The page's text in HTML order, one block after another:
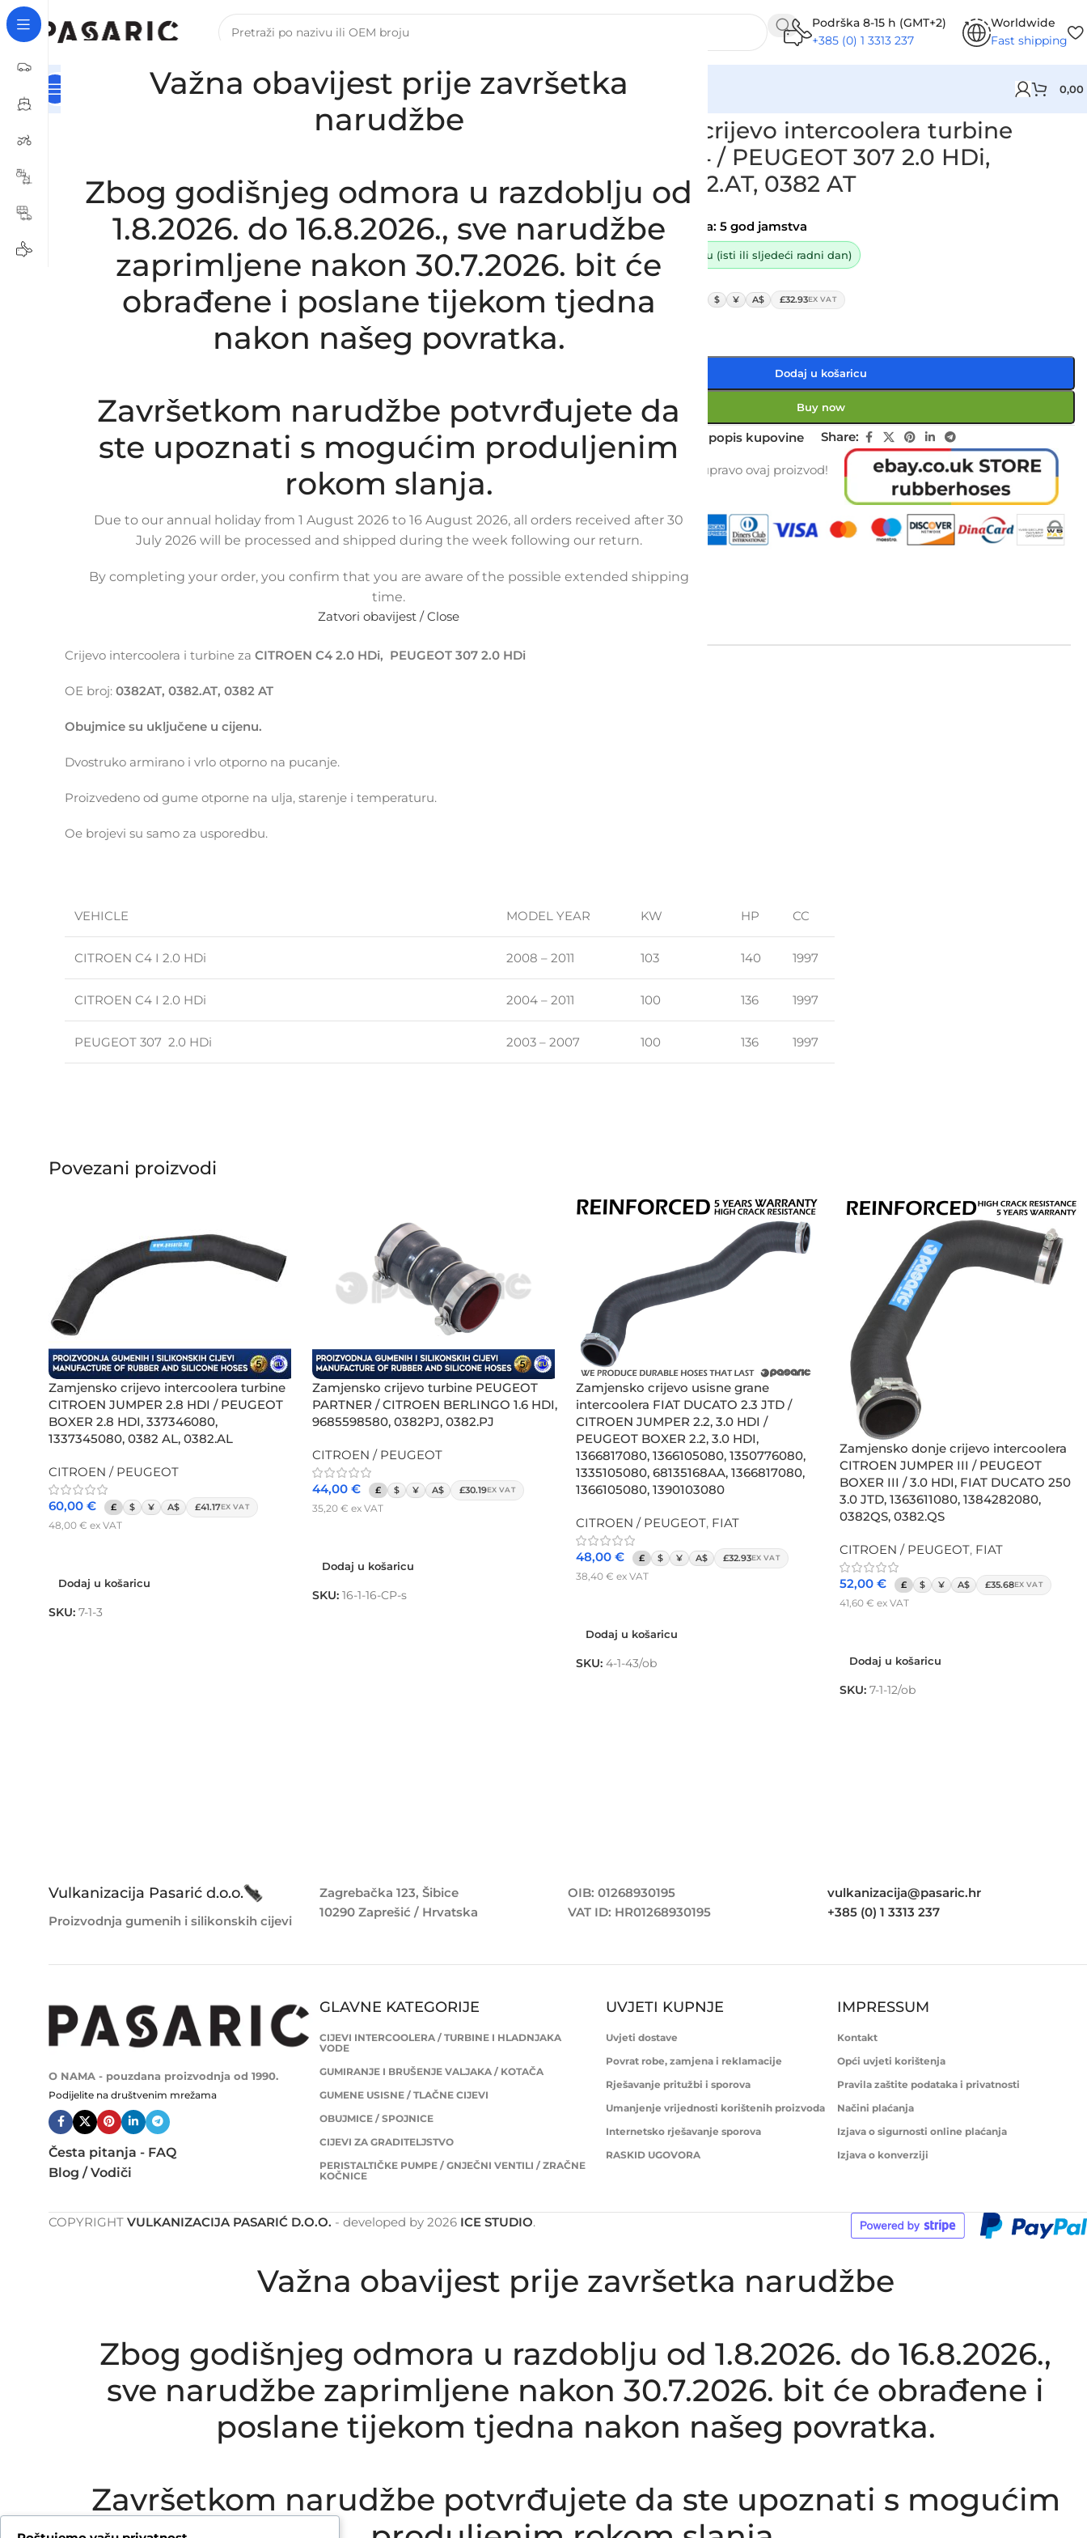
Važna obavijest prije završetka
narudžbe
Zbog godišnjeg odmora u razdoblju od
1.8.2026. do 16.8.2026., sve narudžbe
zaprimljene nakon 30.7.2026. bit će
obrađene i poslane tijekom tjedna
nakon našeg povratka.
Završetkom narudžbe potvrđujete da
ste upoznati s mogućim produljenim
rokom slanja.
Due to our annual holiday from 1 August 2026 to 16 August 2026, all orders received after 30
July 2026 will be processed and shipped during the week following our return.
By completing your order, you confirm that you are aware of the possible extended shipping
time.
Zatvori obavijest / Close
Podrška 8-15 h (GMT+2)
+385 (0) 1 3313 237
Worldwide
Fast shipping
Naslovna Za Tvrtke I Obrte – B2B Registracija 0,00
Zamjensko crijevo intercoolera turbine CITROEN C4 / PEUGEOT 307 2.0 HDi, 0382AT, 0382.AT, 0382 AT
Zamjensko crijevo intercoolera turbine
CITROEN C4 / PEUGEOT 307 2.0 HDi,
0382AT, 0382.AT, 0382 AT
SKU:7-1-34/OB
Stanje:Novo |Garancija: 5 god jamstva
Dostupno uz narudžbu (isti ili sljedeći radni dan)
48,00 $ ¥ A$ £32.93EX VAT
38,40 €ex VAT
Dodaj u košaricu
Buy now
Usporedi Dodaj na popis kupovine Share:
Osoba gleda upravo ovaj proizvod!
Metode
plaćanja:
PLAĆANJA
Crijevo intercoolera i turbine za CITROEN C4 2.0 HDi, PEUGEOT 307 2.0 HDi
OE broj: 0382AT, 0382.AT, 0382 AT
Obujmice su uključene u cijenu.
Dvostruko armirano i vrlo otporno na pucanje.
Proizvedeno od gume otporne na ulja, starenje i temperaturu.
Oe brojevi su samo za usporedbu.
VEHICLE MODEL YEAR KW HP CC
CITROEN C4 I 2.0 HDi 2008 – 2011 103 140 1997
CITROEN C4 I 2.0 HDi 2004 – 2011 100 136 1997
PEUGEOT 307 2.0 HDi 2003 – 2007 100 136 1997
Povezani proizvodi
Zamjensko crijevo intercoolera turbine
CITROEN JUMPER 2.8 HDI / PEUGEOT
BOXER 2.8 HDI, 337346080,
1337345080, 0382 AL, 0382.AL
CITROEN / PEUGEOT
60,00 € £ $ ¥ A$ £41.17EX VAT
48,00 € ex VAT
Dodaj u košaricu
SKU: 7-1-3
Zamjensko crijevo turbine PEUGEOT
PARTNER / CITROEN BERLINGO 1.6 HDI,
9685598580, 0382PJ, 0382.PJ
CITROEN / PEUGEOT
44,00 € £ $ ¥ A$ £30.19EX VAT
35,20 € ex VAT
Dodaj u košaricu
SKU: 16-1-16-CP-s
Zamjensko crijevo usisne grane
intercoolera FIAT DUCATO 2.3 JTD /
CITROEN JUMPER 2.2, 3.0 HDI /
PEUGEOT BOXER 2.2, 3.0 HDI,
1366817080, 1366105080, 1350776080,
1335105080, 68135168AA, 1366817080,
1366105080, 1390103080
CITROEN / PEUGEOT, FIAT
48,00 € £ $ ¥ A$ £32.93EX VAT
38,40 € ex VAT
Dodaj u košaricu
SKU: 4-1-43/ob
Zamjensko donje crijevo intercoolera
CITROEN JUMPER III / PEUGEOT
BOXER III / 3.0 HDI, FIAT DUCATO 250
3.0 JTD, 1363611080, 1384282080,
0382QS, 0382.QS
CITROEN / PEUGEOT, FIAT
52,00 € £ $ ¥ A$ £35.68EX VAT
41,60 € ex VAT
Dodaj u košaricu
SKU: 7-1-12/ob
Vulkanizacija Pasarić d.o.o.
Proizvodnja gumenih i silikonskih cijevi
Zagrebačka 123, Šibice
10290 Zaprešić / Hrvatska
OIB: 01268930195
VAT ID: HR01268930195
vulkanizacija@pasaric.hr
+385 (0) 1 3313 237
O NAMA - pouzdana proizvodnja od 1990.
Podijelite na društvenim mrežama
Česta pitanja - FAQ
Blog / Vodiči
GLAVNE KATEGORIJE
CIJEVI INTERCOOLERA / TURBINE I HLADNJAKA
VODE
GUMIRANJE I BRUŠENJE VALJAKA / KOTAČA
GUMENE USISNE / TLAČNE CIJEVI
OBUJMICE / SPOJNICE
CIJEVI ZA GRADITELJSTVO
PERISTALTIČKE PUMPE / GNJEČNI VENTILI / ZRAČNE
KOČNICE
UVJETI KUPNJE
Uvjeti dostave
Povrat robe, zamjena i reklamacije
Rješavanje pritužbi i sporova
Umanjenje vrijednosti korištenih proizvoda
Internetsko rješavanje sporova
RASKID UGOVORA
IMPRESSUM
Kontakt
Opći uvjeti korištenja
Pravila zaštite podataka i privatnosti
Načini plaćanja
Izjava o sigurnosti online plaćanja
Izjava o konverziji
COPYRIGHT VULKANIZACIJA PASARIĆ D.O.O. - developed by 2026 ICE STUDIO.
Važna obavijest prije završetka narudžbe
Zbog godišnjeg odmora u razdoblju od 1.8.2026. do 16.8.2026.,
sve narudžbe zaprimljene nakon 30.7.2026. bit će obrađene i
poslane tijekom tjedna nakon našeg povratka.
Završetkom narudžbe potvrđujete da ste upoznati s mogućim